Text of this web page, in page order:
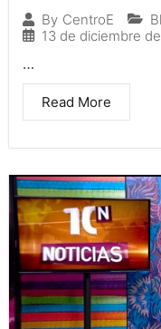
By CentroE
13 de diciembre
…
Read More